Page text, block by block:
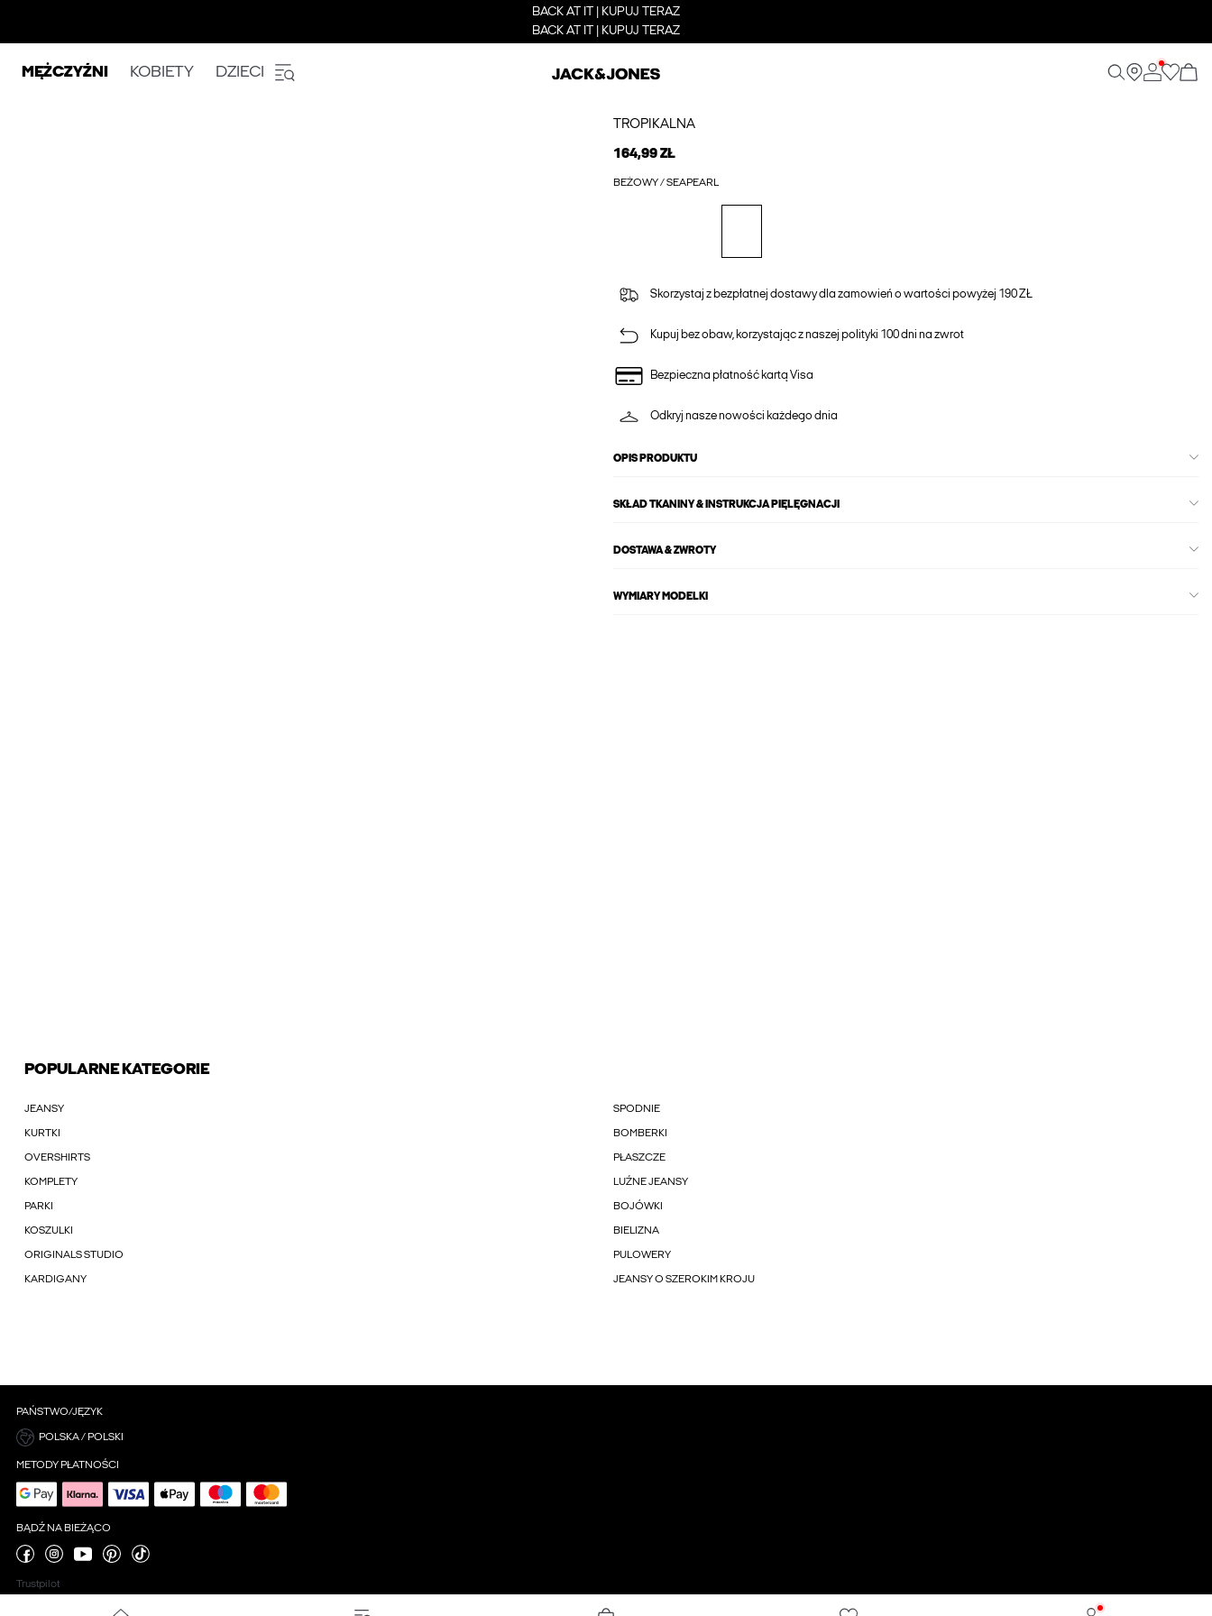
BACK AT IT | KUPUJ TERAZ
BACK AT IT | KUPUJ TERAZ
MĘŻCZYŹNI KOBIETY DZIECI
TROPIKALNA
164,99 ZŁ
BEŻOWY / SEAPEARL
Skorzystaj z bezpłatnej dostawy dla zamowień o wartości powyżej 190 ZŁ
Kupuj bez obaw, korzystając z naszej polityki 100 dni na zwrot
Bezpieczna płatność kartą Visa
Odkryj nasze nowości każdego dnia
OPIS PRODUKTU
SKŁAD TKANINY & INSTRUKCJA PIĘLĘGNACJI
DOSTAWA & ZWROTY
WYMIARY MODELKI
POPULARNE KATEGORIE
JEANSY SPODNIE
KURTKI BOMBERKI
OVERSHIRTS PŁASZCZE
KOMPLETY LUŹNE JEANSY
PARKI BOJÓWKI
KOSZULKI BIELIZNA
ORIGINALS STUDIO PULOWERY
KARDIGANY JEANSY O SZEROKIM KROJU
PAŃSTWO/JĘZYK
POLSKA / POLSKI
METODY PŁATNOŚCI
BĄDŹ NA BIEŻĄCO
Trustpilot